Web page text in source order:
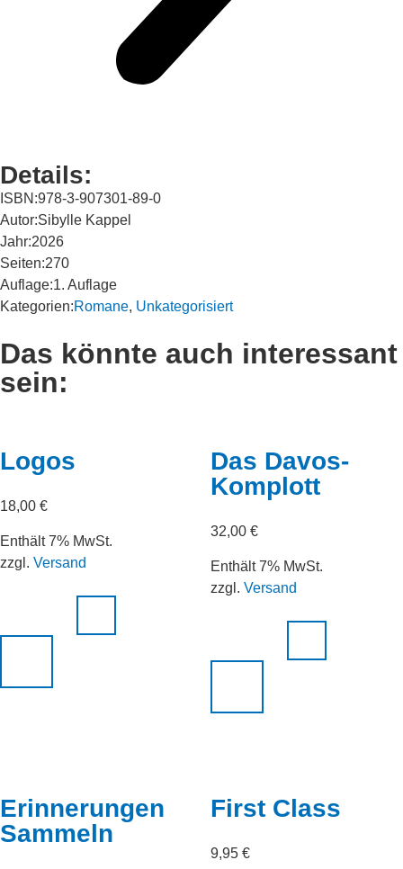
Details:
ISBN:978-3-907301-89-0
Autor:Sibylle Kappel
Jahr:2026
Seiten:270
Auflage:1. Auflage
Kategorien:Romane, Unkategorisiert
Das könnte auch interessant
sein:
Logos
18,00 €
Enthält 7% MwSt.
zzgl. Versand
Das Davos-
Komplott
32,00 €
Enthält 7% MwSt.
zzgl. Versand
Erinnerungen
Sammeln
First Class
9,95 €